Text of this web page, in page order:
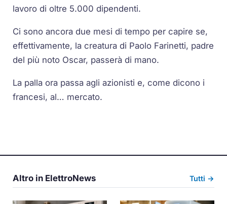
lavoro di oltre 5.000 dipendenti.
Ci sono ancora due mesi di tempo per capire se,
effettivamente, la creatura di Paolo Farinetti, padre
del più noto Oscar, passerà di mano.
La palla ora passa agli azionisti e, come dicono i
francesi, al… mercato.
Altro in ElettroNews Tutti →